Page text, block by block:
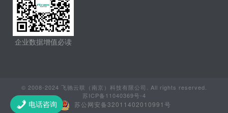
企业数据增值必读
© 2008-2024 飞驰云联（南京）科技有限公司. All rights reserved.
苏ICP备11040369号-4
苏公网安备32011402010991号
电话咨询